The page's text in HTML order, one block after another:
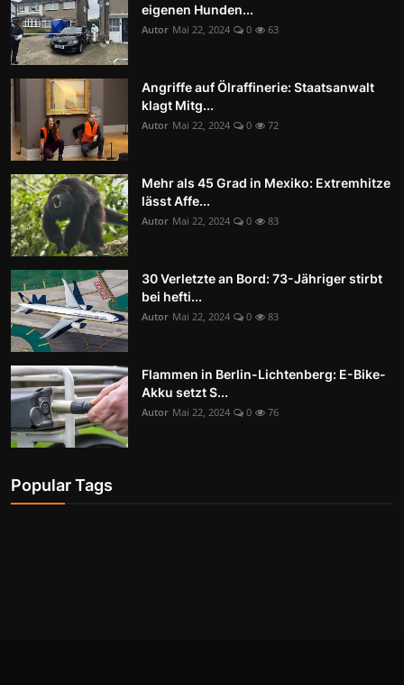
eigenen Hunden...
Autor Mai 22, 2024 0 63
Angriffe auf Ölraffinerie: Staatsanwalt
klagt Mitg...
Autor Mai 22, 2024 0 72
Mehr als 45 Grad in Mexiko: Extremhitze
lässt Affe...
Autor Mai 22, 2024 0 83
30 Verletzte an Bord: 73-Jähriger stirbt
bei hefti...
Autor Mai 22, 2024 0 83
Flammen in Berlin-Lichtenberg: E-Bike-
Akku setzt S...
Autor Mai 22, 2024 0 76
Popular Tags